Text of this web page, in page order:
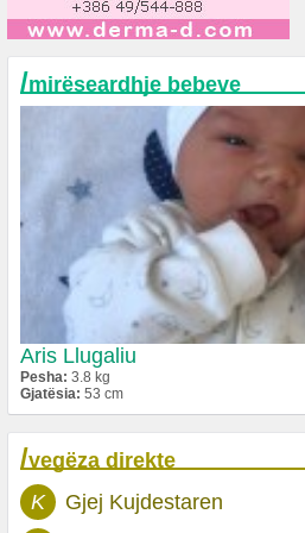
/mirëseardhje bebeve
Aris Llugaliu
Pesha: 3.8 kg
Gjatësia: 53 cm
/vegëza direkte
K
Gjej Kujdestaren